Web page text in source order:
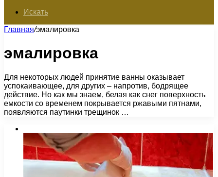
Искать
Главная/эмалировка
эмалировка
Для некоторых людей принятие ванны оказывает
успокаивающее, для других – напротив, бодрящее
действие. Но как мы знаем, белая как снег поверхность
емкости со временем покрывается ржавыми пятнами,
появляются паутинки трещинок …